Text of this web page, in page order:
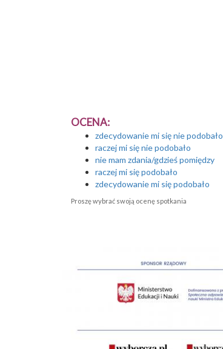
OCENA:
zdecydowanie mi się nie podobało
raczej mi się nie podobało
nie mam zdania/gdzieś pomiędzy
raczej mi się podobało
zdecydowanie mi się podobało
Proszę wybrać swoją ocenę spotkania